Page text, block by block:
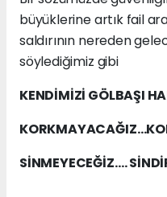
büyüklerine artık fail
saldırının nereden
söylediğimiz gibi
KENDİMİZİ GÖLBAŞI
SİNMEYECEĞİZ….